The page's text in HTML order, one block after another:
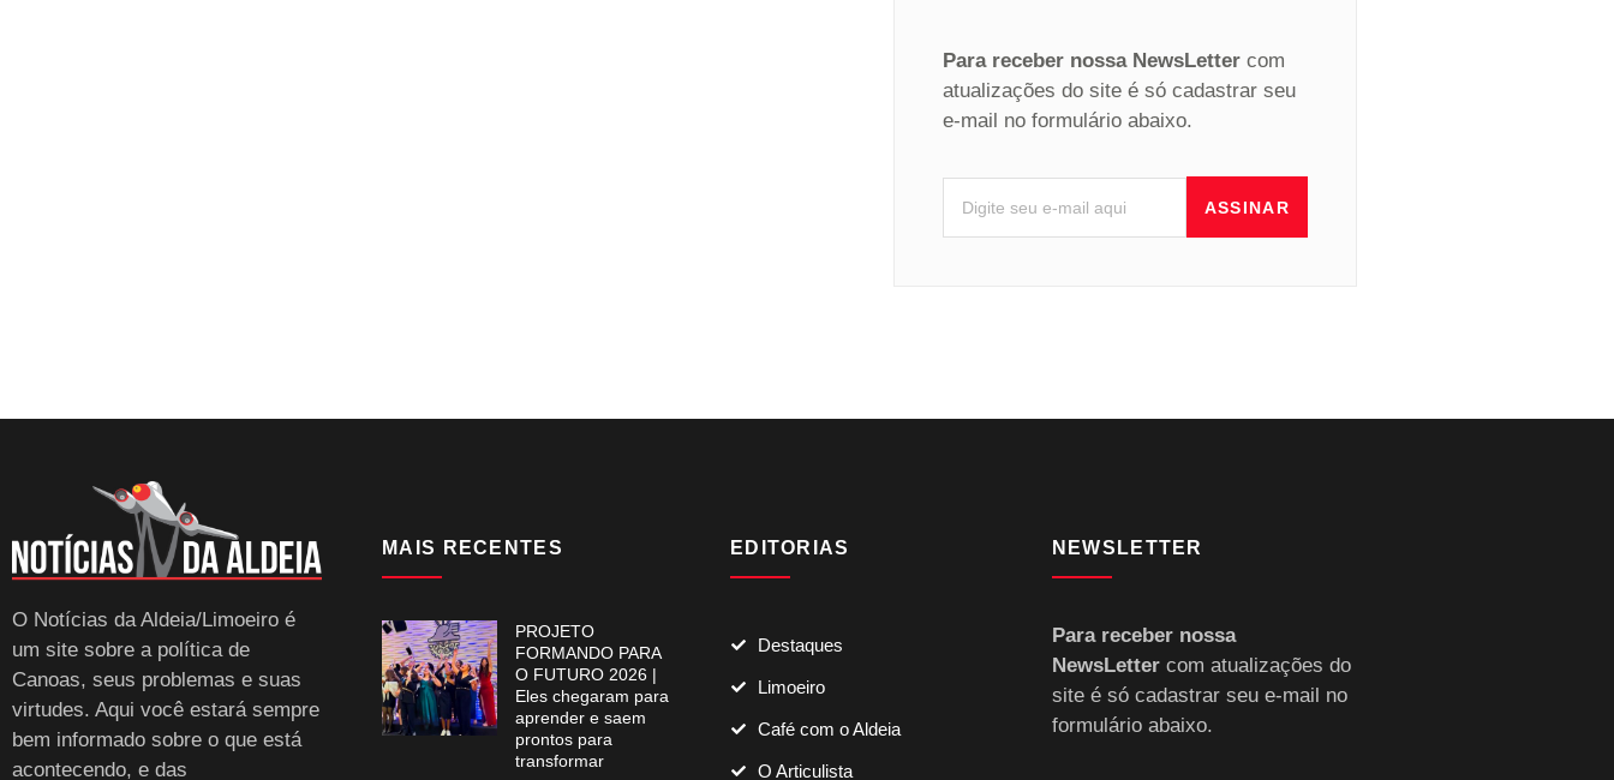
Para receber nossa NewsLetter com
atualizações do site é só cadastrar seu
e-mail no formulário abaixo.
ASSINAR
O Notícias da Aldeia/Limoeiro é
um site sobre a política de
Canoas, seus problemas e suas
virtudes. Aqui você estará sempre
bem informado sobre o que está
acontecendo, e das
MAIS RECENTES
PROJETO
FORMANDO PARA
O FUTURO 2026 |
Eles chegaram para
aprender e saem
prontos para
transformar
EDITORIAS
Destaques
Limoeiro
Café com o Aldeia
O Articulista
NEWSLETTER
Para receber nossa
NewsLettercom atualizações do
site é só cadastrar seu e-mail no
formulário abaixo.